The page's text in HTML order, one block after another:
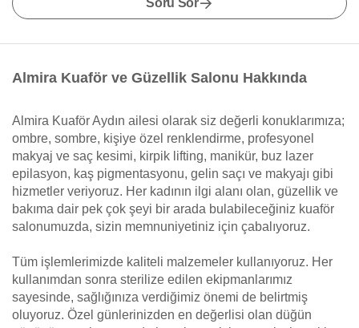
Soru Sor
Almira Kuaför ve Güzellik Salonu Hakkında
Almira Kuaför Aydın ailesi olarak siz değerli konuklarımıza;
ombre, sombre, kişiye özel renklendirme, profesyonel
makyaj ve saç kesimi, kirpik lifting, manikür, buz lazer
epilasyon, kaş pigmentasyonu, gelin saçı ve makyajı gibi
hizmetler veriyoruz. Her kadının ilgi alanı olan, güzellik ve
bakıma dair pek çok şeyi bir arada bulabileceğiniz kuaför
salonumuzda, sizin memnuniyetiniz için çabalıyoruz.
Tüm işlemlerimizde kaliteli malzemeler kullanıyoruz. Her
kullanımdan sonra sterilize edilen ekipmanlarımız
sayesinde, sağlığınıza verdiğimiz önemi de belirtmiş
oluyoruz. Özel günlerinizden en değerlisi olan düğün